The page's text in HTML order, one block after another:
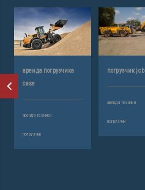
аренда погрузчика
case
аренда техники
погрузчик
погрузчик jcb
аренда техники
погрузчик